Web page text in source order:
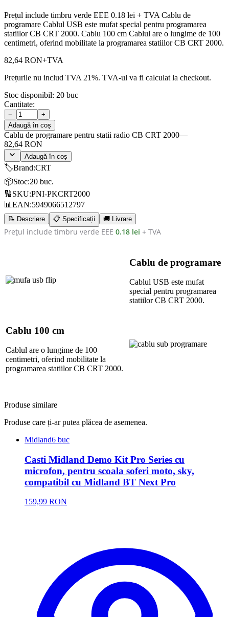
Prețul include timbru verde EEE 0.18 lei + TVA Cablu de
programare Cablul USB este mufat special pentru programarea
statiilor CB CRT 2000. Cablu 100 cm Cablul are o lungime de 100
centimetri, oferind mobilitate la programarea statiilor CB CRT 2000.
82,64 RON+TVA
Prețurile nu includ TVA 21%. TVA-ul va fi calculat la checkout.
Stoc disponibil: 20 buc
Cantitate:
−
+
Adaugă în coș
Cablu de programare pentru statii radio CB CRT 2000—
82,64 RON
Adaugă în coș
🏷️Brand:CRT
📦Stoc:20 buc.
🔢SKU:PNI-PKCRT2000
📊 EAN:5949066512797
📝 Descriere 📋 Specificații 🚚 Livrare
Prețul include timbru verde EEE 0.18 lei + TVA
Cablu de programare
Cablul USB este mufat
special pentru programarea
statiilor CB CRT 2000.
Cablu 100 cm
Cablul are o lungime de 100
centimetri, oferind mobilitate la
programarea statiilor CB CRT 2000.
Produse similare
Produse care ți-ar putea plăcea de asemenea.
Midland6 buc
Casti Midland Demo Kit Pro Series cu
microfon, pentru scoala soferi moto, sky,
compatibil cu Midland BT Next Pro
159,99 RON